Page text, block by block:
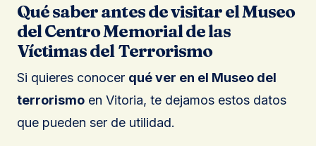
Qué saber antes de visitar el Museo
del Centro Memorial de las
Víctimas del Terrorismo
Si quieres conocer qué ver en el Museo del
terrorismo en Vitoria, te dejamos estos datos
que pueden ser de utilidad.